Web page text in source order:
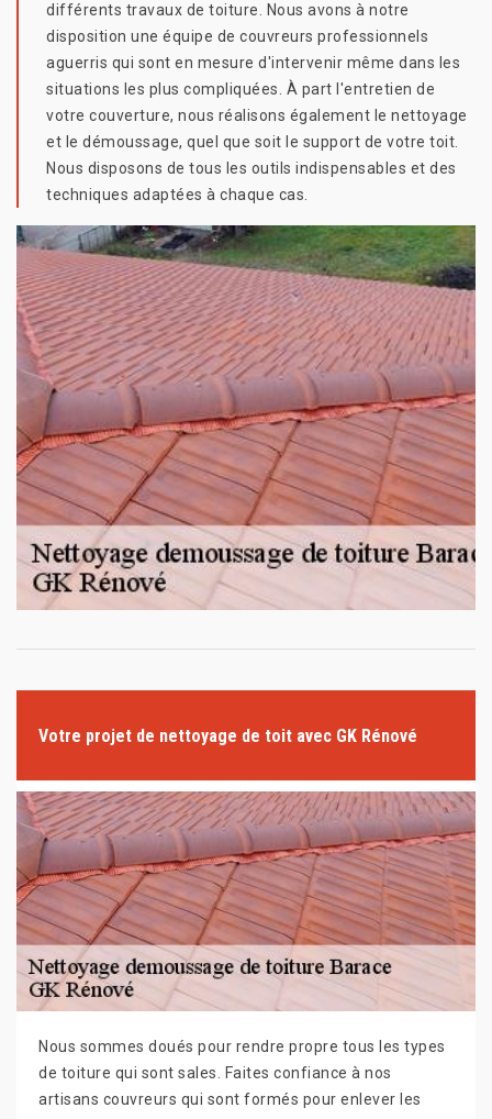
différents travaux de toiture. Nous avons à notre
disposition une équipe de couvreurs professionnels
aguerris qui sont en mesure d'intervenir même dans les
situations les plus compliquées. À part l'entretien de
votre couverture, nous réalisons également le nettoyage
et le démoussage, quel que soit le support de votre toit.
Nous disposons de tous les outils indispensables et des
techniques adaptées à chaque cas.
Votre projet de nettoyage de toit avec GK Rénové
Nous sommes doués pour rendre propre tous les types
de toiture qui sont sales. Faites confiance à nos
artisans couvreurs qui sont formés pour enlever les